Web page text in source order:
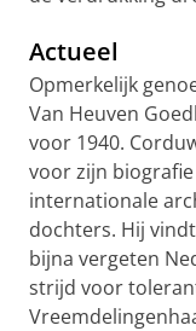
Actueel
Opmerkelijk
Van Heuven
voor 1940.
voor zijn
internationale
dochters. Hij
bijna vergeten
strijd voor